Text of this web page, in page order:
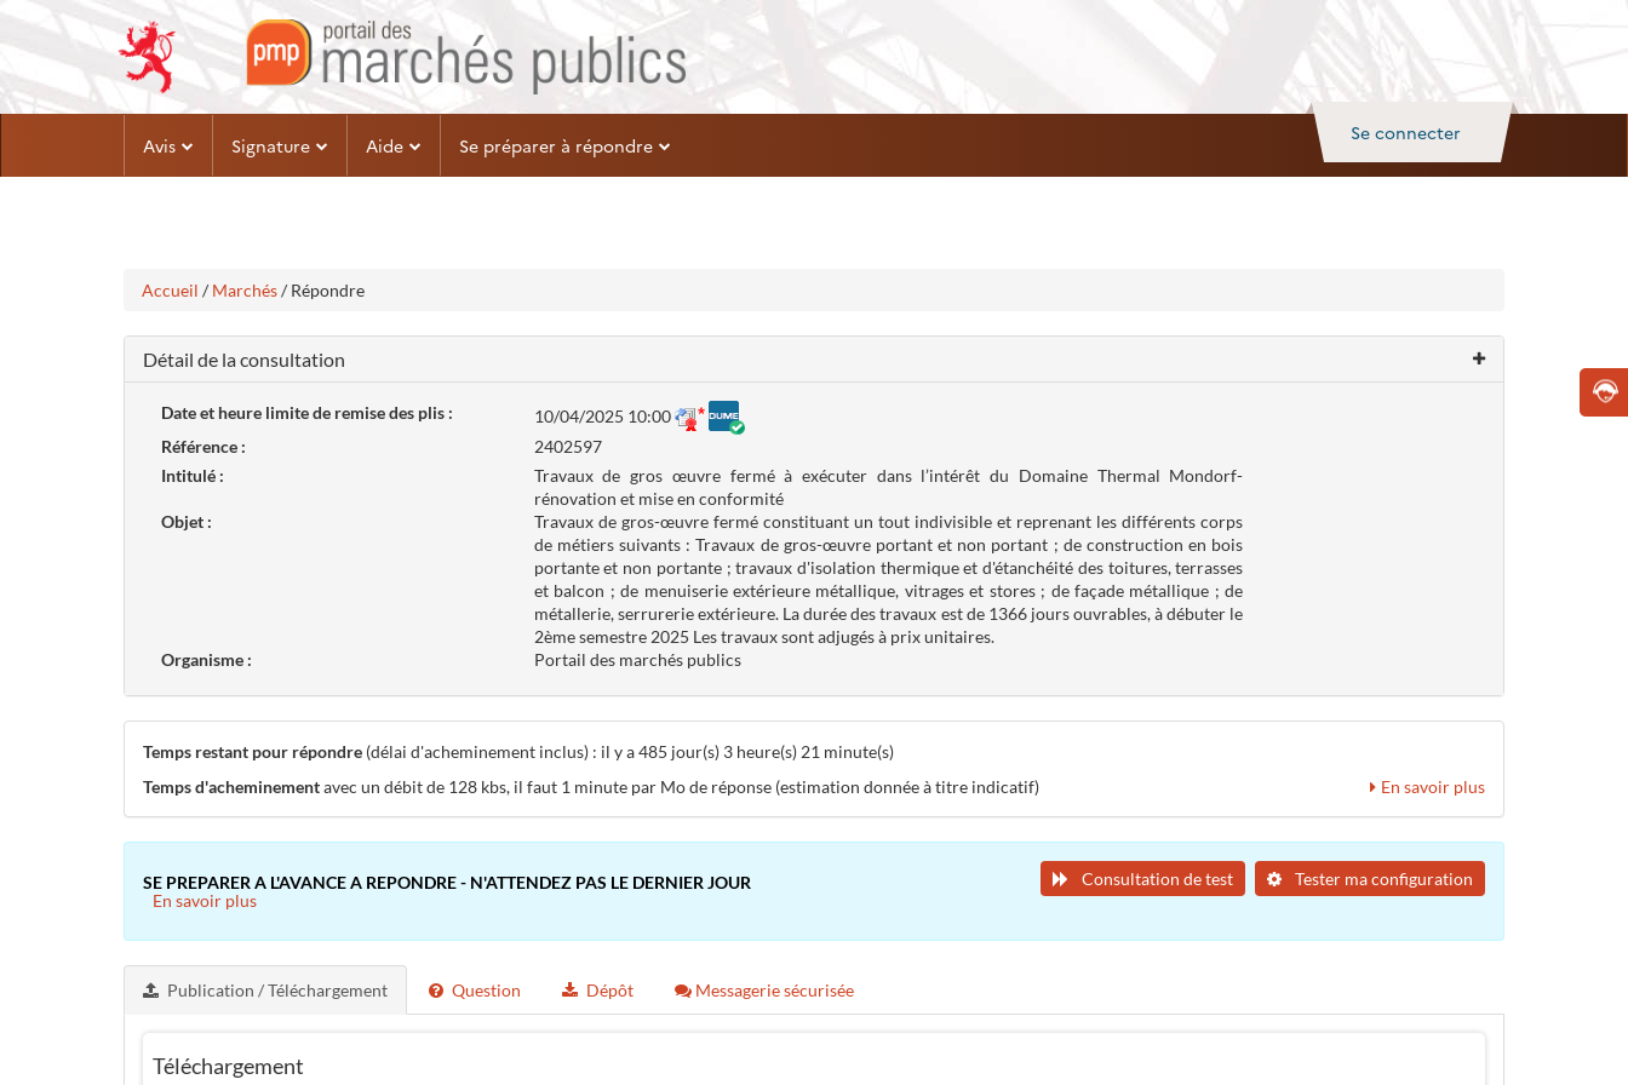
contenu
Se connecter
Avis Signature Aide Se préparer à répondre
Accueil / Marchés/ Répondre
Détail de la consultation
Date et heure limite de remise des plis :
10/04/2025 10:00
Référence :
2402597
Intitulé :
Travaux de gros œuvre fermé à exécuter dans l’intérêt du Domaine Thermal Mondorf-
rénovation et mise en conformité
Objet :
Travaux de gros-œuvre fermé constituant un tout indivisible et reprenant les différents corps
de métiers suivants : Travaux de gros-œuvre portant et non portant ; de construction en bois
portante et non portante ; travaux d'isolation thermique et d'étanchéité des toitures, terrasses
et balcon ; de menuiserie extérieure métallique, vitrages et stores ; de façade métallique ; de
métallerie, serrurerie extérieure. La durée des travaux est de 1366 jours ouvrables, à débuter le
2ème semestre 2025 Les travaux sont adjugés à prix unitaires.
Organisme :
Portail des marchés publics
Temps restant pour répondre (délai d'acheminement inclus) : il y a 485 jour(s) 3 heure(s) 21 minute(s)
Temps d'acheminementavec un débit de 128 kbs, il faut 1 minute par Mo de réponse (estimation donnée à titre indicatif) En savoir plus
SE PREPARER A L'AVANCE A REPONDRE - N'ATTENDEZ PAS LE DERNIER JOUR
En savoir plus
Tester ma configuration
Consultation de test
Publication / Téléchargement Question Dépôt Messagerie sécurisée
Téléchargement